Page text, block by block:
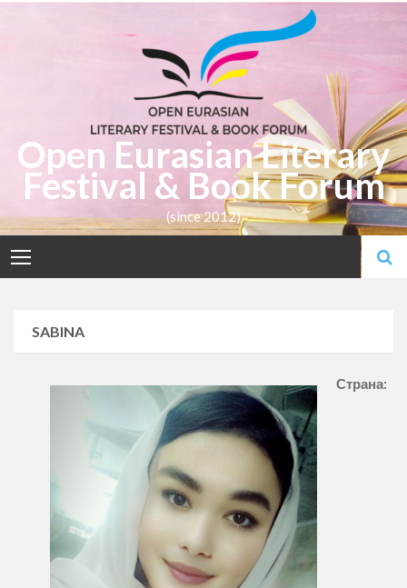
Open Eurasian Literary
Festival & Book Forum
(since 2012)
SABINA
Страна: